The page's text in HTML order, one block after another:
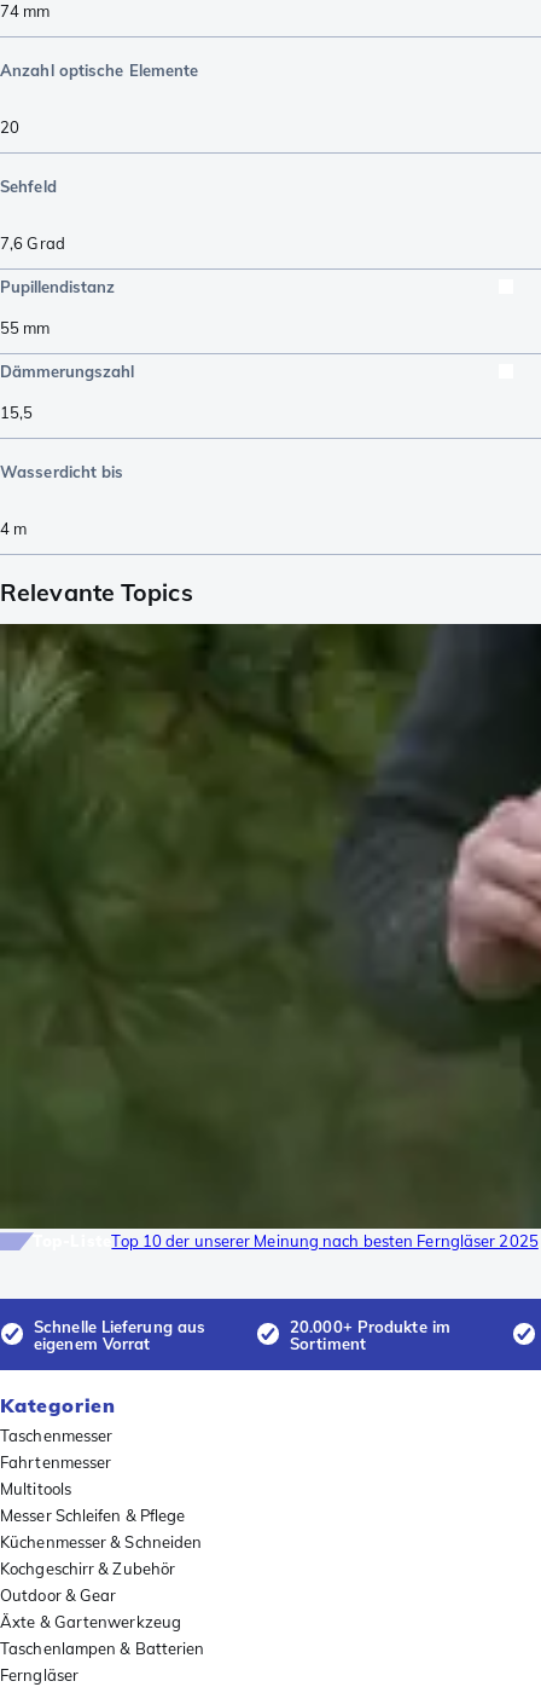
74 mm
Anzahl optische Elemente
20
Sehfeld
7,6Grad
Pupillendistanz
55 mm
Dämmerungszahl
15,5
Wasserdicht bis
4 m
Relevante Topics
Top-ListeTop 10 der unserer Meinung nach besten Ferngläser 2025
Schnelle Lieferung aus
eigenem Vorrat
20.000+ Produkte im
Sortiment
Kategorien
Taschenmesser
Fahrtenmesser
Multitools
Messer Schleifen & Pflege
Küchenmesser & Schneiden
Kochgeschirr & Zubehör
Outdoor & Gear
Äxte & Gartenwerkzeug
Taschenlampen & Batterien
Ferngläser